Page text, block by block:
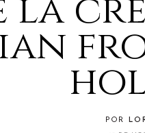
la
POR